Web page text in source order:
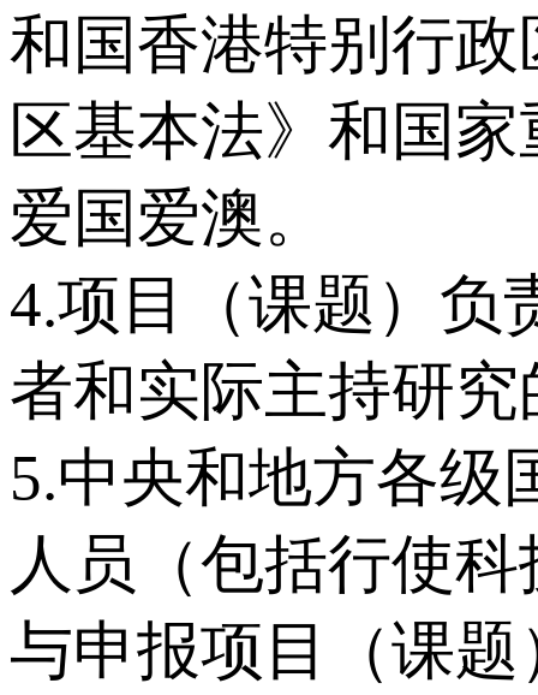
和国香港特别行
区基本法》和国
爱国爱澳。
4.项目（课题）负
者和实际主持研
5.中央和地方各级
人员（包括行使
与申报项目（课题